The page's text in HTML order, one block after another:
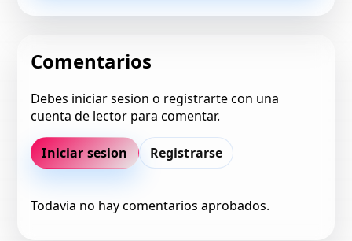
Comentarios
Debes iniciar sesion o registrarte con una
cuenta de lector para comentar.
Iniciar sesion Registrarse
Todavia no hay comentarios aprobados.